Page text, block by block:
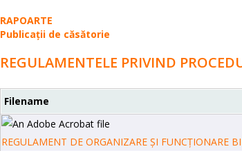
RAPOARTE
Publicații de căsătorie
REGULAMENTELE PRIVIND
Filename
REGULAMENT DE ORGANIZARE ŞI FUNCŢIONARE